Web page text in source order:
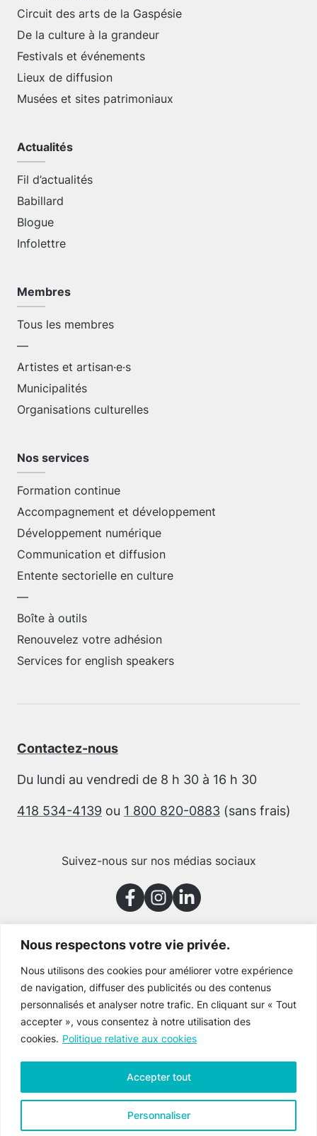
Nous respectons votre vie privée.
Nous utilisons des cookies pour améliorer votre expérience
de navigation, diffuser des publicités ou des contenus
personnalisés et analyser notre trafic. En cliquant sur « Tout
accepter », vous consentez à notre utilisation des
cookies. Politique relative aux cookies
Personnaliser
Accepter tout
Circuit des arts de la Gaspésie
De la culture à la grandeur
Festivals et événements
Lieux de diffusion
Musées et sites patrimoniaux
Actualités
Fil d’actualités
Babillard
Blogue
Infolettre
Membres
Tous les membres
—
Artistes et artisan·e·s
Municipalités
Organisations culturelles
Nos services
Formation continue
Accompagnement et développement
Développement numérique
Communication et diffusion
Entente sectorielle en culture
—
Boîte à outils
Renouvelez votre adhésion
Services for english speakers
Contactez-nous
Du lundi au vendredi de 8 h 30 à 16 h 30
418 534-4139 ou 1 800 820-0883 (sans frais)
Suivez-nous sur nos médias sociaux
Merci à nos partenaires